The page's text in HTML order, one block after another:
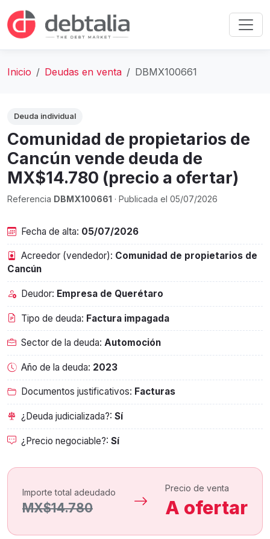
Inicio Deudas en venta DBMX100661
Deuda individual
Comunidad de propietarios de
Cancún vende deuda de
MX$14.780 (precio a ofertar)
Referencia DBMX100661 · Publicada el 05/07/2026
Fecha de alta: 05/07/2026
Acreedor (vendedor): Comunidad de propietarios de
Cancún
Deudor: Empresa de Querétaro
Tipo de deuda: Factura impagada
Sector de la deuda: Automoción
Año de la deuda: 2023
Documentos justificativos: Facturas
¿Deuda judicializada?:Sí
¿Precio negociable?: Sí
Importe total adeudado
MX$14.780
Precio de venta
A ofertar